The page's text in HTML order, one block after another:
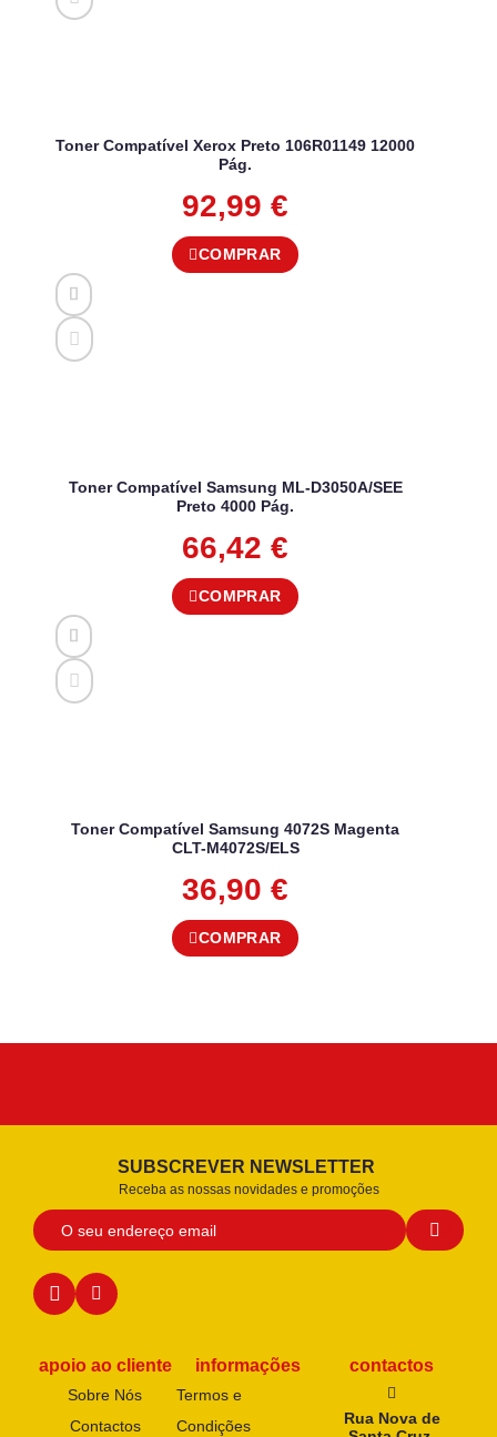
Toner Compatível Xerox Preto 106R01149 12000
Pág.
92,99 €
COMPRAR
Toner Compatível Samsung ML-D3050A/SEE
Preto 4000 Pág.
66,42 €
COMPRAR
Toner Compatível Samsung 4072S Magenta
CLT-M4072S/ELS
36,90 €
COMPRAR
SUBSCREVER NEWSLETTER
Receba as nossas novidades e promoções
apoio ao cliente
Sobre Nós
Contactos
informações
Termos e
Condições
contactos
Rua Nova de